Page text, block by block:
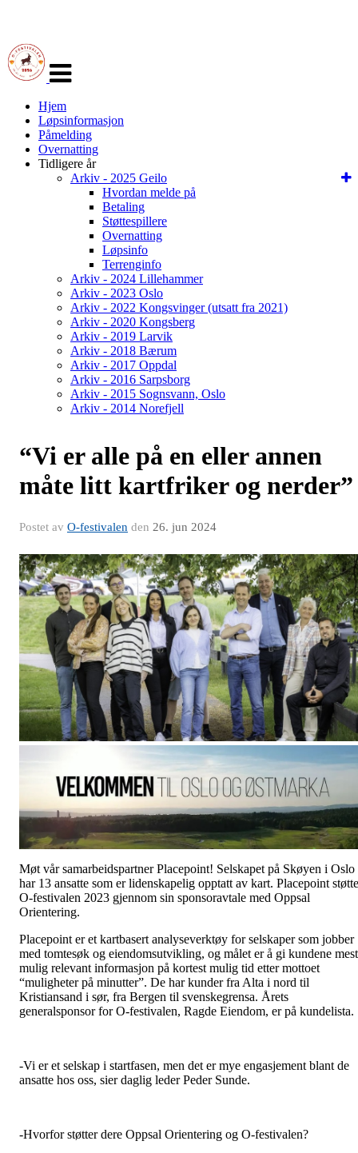
navigasjon
Hjem
Løpsinformasjon
Påmelding
Overnatting
Tidligere år
Arkiv - 2025 Geilo
Hvordan melde på
Betaling
Støttespillere
Overnatting
Løpsinfo
Terrenginfo
Arkiv - 2024 Lillehammer
Arkiv - 2023 Oslo
Arkiv - 2022 Kongsvinger (utsatt fra 2021)
Arkiv - 2020 Kongsberg
Arkiv - 2019 Larvik
Arkiv - 2018 Bærum
Arkiv - 2017 Oppdal
Arkiv - 2016 Sarpsborg
Arkiv - 2015 Sognsvann, Oslo
Arkiv - 2014 Norefjell
“Vi er alle på en eller annen
måte litt kartfriker og nerder”
Postet av O-festivalen den 26. jun 2024
Møt vår samarbeidspartner Placepoint! Selskapet på Skøyen i Oslo
har 13 ansatte som er lidenskapelig opptatt av kart. Placepoint
O-festivalen 2023 gjennom sin sponsoravtale med Oppsal
Orientering.
Placepoint er et kartbasert analyseverktøy for selskaper som jobber
med tomtesøk og eiendomsutvikling, og målet er å gi kundene mest
mulig relevant informasjon på kortest mulig tid etter mottoet
“muligheter på minutter”. De har kunder fra Alta i nord til
Kristiansand i sør, fra Bergen til svenskegrensa. Årets
generalsponsor for O-festivalen, Ragde Eiendom, er på kundelista.
-Vi er et selskap i startfasen, men det er mye engasjement blant de
ansatte hos oss, sier daglig leder Peder Sunde.
-Hvorfor støtter dere Oppsal Orientering og O-festivalen?